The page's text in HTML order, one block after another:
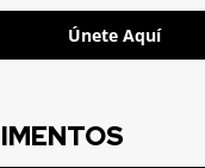
Únete Aquí